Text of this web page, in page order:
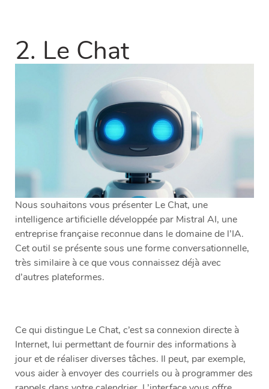
2. Le Chat
Nous souhaitons vous présenter Le Chat, une
intelligence artificielle développée par Mistral AI, une
entreprise française reconnue dans le domaine de l’IA.
Cet outil se présente sous une forme conversationnelle,
très similaire à ce que vous connaissez déjà avec
d’autres plateformes.
Ce qui distingue Le Chat, c’est sa connexion directe à
Internet, lui permettant de fournir des informations à
jour et de réaliser diverses tâches. Il peut, par exemple,
vous aider à envoyer des courriels ou à programmer des